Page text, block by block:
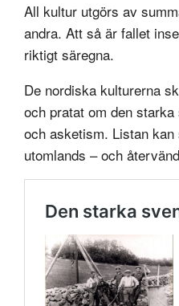
All kultur utgörs av
andra. Att så är fallet
riktigt säregna.
De nordiska kulturerna
och pratat om den
och asketism. Listan
utomlands – och